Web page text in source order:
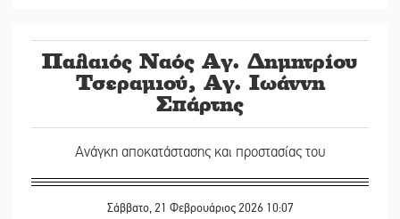
Παλαιός Ναός Αγ. Δημητρίου
Τσεραμιού, Αγ. Ιωάννη
Σπάρτης
Ανάγκη αποκατάστασης και προστασίας του
Σάββατο, 21 Φεβρουάριος 2026 10:07